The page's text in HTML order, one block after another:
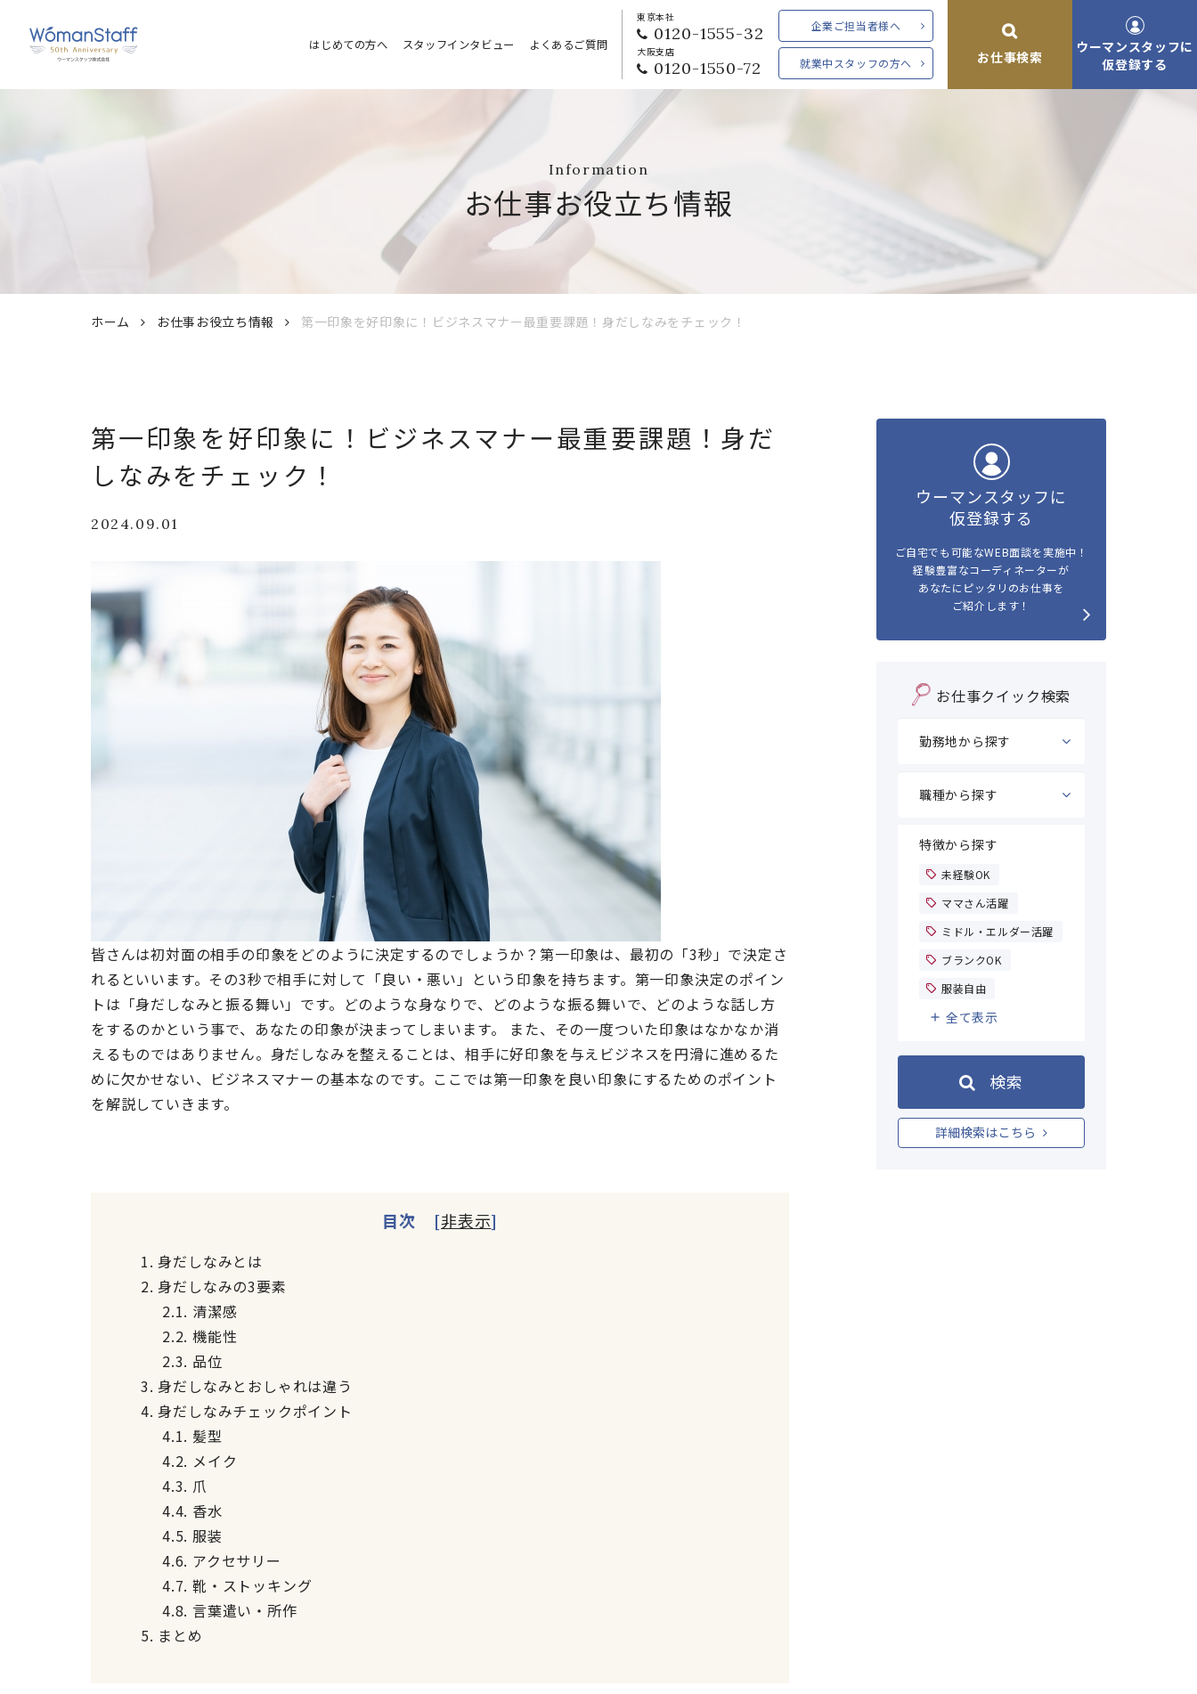
はじめての方へ スタッフインタビュー よくあるご質問
東京本社
0120-1555-32
大阪支店
0120-1550-72
企業ご担当者様へ
就業中スタッフの方へ お仕事検索
ウーマンスタッフに
仮登録する
Information
お仕事お役立ち情報
ホーム お仕事お役立ち情報 第一印象を好印象に！ビジネスマナー最重要課題！身だしなみをチェック！
第一印象を好印象に！ビジネスマナー最重要課題！身だ
しなみをチェック！
2024.09.01
皆さんは初対面の相手の印象をどのように決定するのでしょうか？第一印象は、最初の「3秒」で決定さ
れるといいます。その3秒で相手に対して「良い・悪い」という印象を持ちます。第一印象決定のポイン
トは「身だしなみと振る舞い」です。どのような身なりで、どのような振る舞いで、どのような話し方
をするのかという事で、あなたの印象が決まってしまいます。 また、その一度ついた印象はなかなか消
えるものではありません。身だしなみを整えることは、相手に好印象を与えビジネスを円滑に進めるた
めに欠かせない、ビジネスマナーの基本なのです。ここでは第一印象を良い印象にするためのポイント
を解説していきます。
目次 [非表示]
1. 身だしなみとは
2. 身だしなみの3要素
2.1. 清潔感
2.2. 機能性
2.3. 品位
3. 身だしなみとおしゃれは違う
4. 身だしなみチェックポイント
4.1. 髪型
4.2. メイク
4.3. 爪
4.4. 香水
4.5. 服装
4.6. アクセサリー
4.7. 靴・ストッキング
4.8. 言葉遣い・所作
5. まとめ
ウーマンスタッフに
仮登録する
ご自宅でも可能なWEB面談を実施中！
経験豊富なコーディネーターが
あなたにピッタリのお仕事を
ご紹介します！
お仕事クイック検索
特徴から探す
未経験OK
ママさん活躍
ミドル・エルダー活躍
ブランクOK
服装自由
全て表示
検索
詳細検索はこちら